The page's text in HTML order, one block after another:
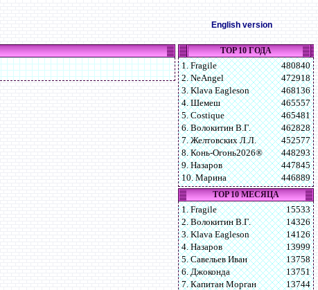
English version
TOP 10 ГОДА
1. Fragile
480840
2. NeAngel
472918
3. Klava Eagleson
468136
4. Шемеш
465557
5. Costique
465481
6. Волокитин В.Г.
462828
7. Желтовских Л.Л.
452577
8. Конь-Огонь2026®
448293
9. Назаров
447845
10. Марина
446889
TOP 10 МЕСЯЦА
1. Fragile
15533
2. Волокитин В.Г.
14326
3. Klava Eagleson
14126
4. Назаров
13999
5. Савельев Иван
13758
6. Джоконда
13751
7. Капитан Морган
13744